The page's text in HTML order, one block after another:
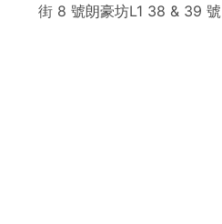
街 8 號朗豪坊L1 38 & 39 號